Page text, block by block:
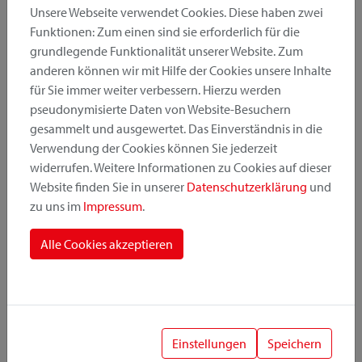
Produktkategorie
Montageposition
Befestigungssystem
Unsere Webseite verwendet Cookies. Diese haben zwei
Funktionen: Zum einen sind sie erforderlich für die
grundlegende Funktionalität unserer Website. Zum
anderen können wir mit Hilfe der Cookies unsere Inhalte
für Sie immer weiter verbessern. Hierzu werden
pseudonymisierte Daten von Website-Besuchern
gesammelt und ausgewertet. Das Einverständnis in die
Verwendung der Cookies können Sie jederzeit
widerrufen. Weitere Informationen zu Cookies auf dieser
Website finden Sie in unserer Datenschutzerklärung und
zu uns im Impressum.
Alle Cookies akzeptieren
Einstellungen Speichern